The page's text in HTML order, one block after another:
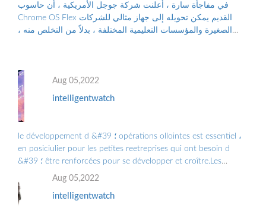
في مفاجأة سارة ، أعلنت شركة جوجل الأمريكية ، أن حاسوب
Chrome OS Flex القديم يمكن تحويله إلى جهاز مثالي للشركات
الصغيرة والمؤسسات التعليمية المختلفة ، بدلاً من التخلص منه ،
Aug 05,2022
intelligentwatch
le développement d &#39 ؛ opérations ollointes est essentiel ،
en posiciulier pour les petites reetreprises qui ont besoin d
&#39 ؛ être renforcées pour se développer et croître.Les
Grandes Entreprises doiv ...
Aug 05,2022
intelligentwatch